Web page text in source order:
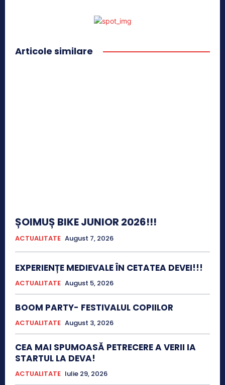
Articole similare
ȘOIMUȘ BIKE JUNIOR 2026!!!
ACTUALITATE August 7, 2026
EXPERIENȚE MEDIEVALE ÎN CETATEA DEVEI!!!
ACTUALITATE August 5, 2026
BOOM PARTY- FESTIVALUL COPIILOR
ACTUALITATE August 3, 2026
CEA MAI SPUMOASĂ PETRECERE A VERII IA
STARTUL LA DEVA!
ACTUALITATE Iulie 29, 2026